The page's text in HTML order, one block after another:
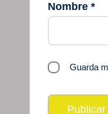
Nombre *
Guarda